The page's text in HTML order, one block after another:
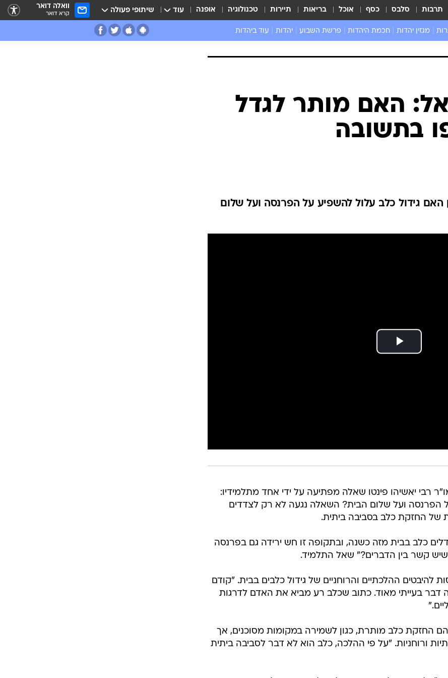
תרבות סלבס כסף אוכל בריאות תיירות טכנולוגיה אופנה עוד שיתופי פעולה וואלה דואר
קרא דואר
מגזין יהדות חכמת היהדות פרשת השבוע יהדות עוד ביהדות
האם מותר לגדל
בתשובה
האם גידול כלב עלול להשפיע על הפרנסה ועל שלום
רבי יאשיהו פינטו שאלה מפתיעה על ידי אחד מתלמידיו:
הפרנסה ועל שלום הבית? השאלה נגעה לא רק לצדדים
של החזקת כלב בסביבה ביתית.
כלב בבית מזה כשנה, ובתקופה זו חש ירידה גם בפרנסה
שיש קשר בין הדברים?" שאל התלמיד.
ההלכתיים והרוחניים של גידול כלבים בבית. "קודם
דבר בעייתי מאוד. כתוב שכלב רע מביא את האדם לדרגות
החזקת כלב מותרת, כגון לשמירה במקומות מסוכנים, אך
ורוחניות. "על פי ההלכה, כלב הוא לא דבר לסביבה ביתית